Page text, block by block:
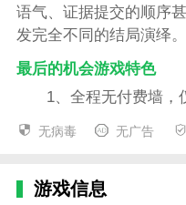
语气、证据提交的顺序
发完全不同的结局演绎。
最后的机会游戏特色
1、全程无付费墙，
2、一次下载，随时
提升。
无病毒 无广告
游戏信息